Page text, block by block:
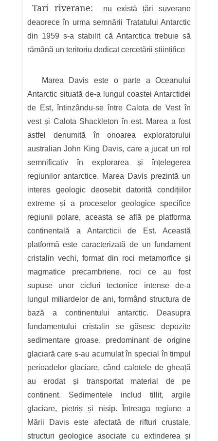
Tari riverane:
nu există țări suverane
deaorece în urma semnării Tratatului Antarctic
din 1959 s-a stabilit că Antarctica trebuie să
rămână un teritoriu dedicat cercetării științifice
Marea Davis este o parte a Oceanului
Antarctic situată de-a lungul coastei Antarctidei
de Est, întinzându-se între Calota de Vest în
vest și Calota Shackleton în est. Marea a fost
astfel denumită în onoarea exploratorului
australian John King Davis, care a jucat un rol
semnificativ în explorarea și înțelegerea
regiunilor antarctice. Marea Davis prezintă un
interes geologic deosebit datorită condițiilor
extreme și a proceselor geologice specifice
regiunii polare, aceasta se află pe platforma
continentală a Antarcticii de Est. Această
platformă este caracterizată de un fundament
cristalin vechi, format din roci metamorfice și
magmatice precambriene, roci ce au fost
supuse unor cicluri tectonice intense de-a
lungul miliardelor de ani, formând structura de
bază a continentului antarctic. Deasupra
fundamentului cristalin se găsesc depozite
sedimentare groase, predominant de origine
glaciară care s-au acumulat în special în timpul
perioadelor glaciare, când calotele de gheață
au erodat și transportat material de pe
continent. Sedimentele includ tillit, argile
glaciare, pietriș și nisip. Întreaga regiune a
Mării Davis este afectată de rifturi crustale,
structuri geologice asociate cu extinderea și